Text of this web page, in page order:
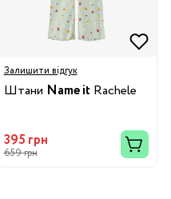
Залишити відгук
Штани Name it Rachele
395 грн
659 грн